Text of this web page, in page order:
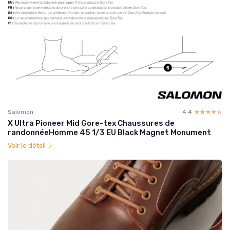
Salomon 4.4 ☆☆☆☆☆
★★★★★
X Ultra Pioneer Mid Gore-tex Chaussures de
randonnéeHomme 45 1/3 EU Black Magnet Monument
Voir le détail